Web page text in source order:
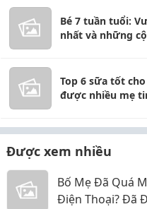
Bé 7 tuần tuổi:
nhất và những
Top 6 sữa tốt
được nhiều mẹ
Được xem nhiều
Bố Mẹ Đã Quá
Điện Thoại? Đã